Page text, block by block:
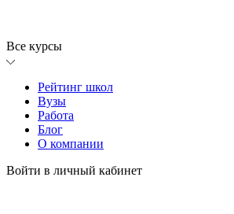
Все курсы
Рейтинг школ
Вузы
Работа
Блог
О компании
Войти в личный кабинет